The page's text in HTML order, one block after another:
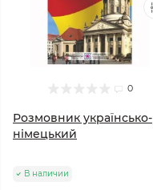
0
Розмовник українсько-
німецький
В наличии